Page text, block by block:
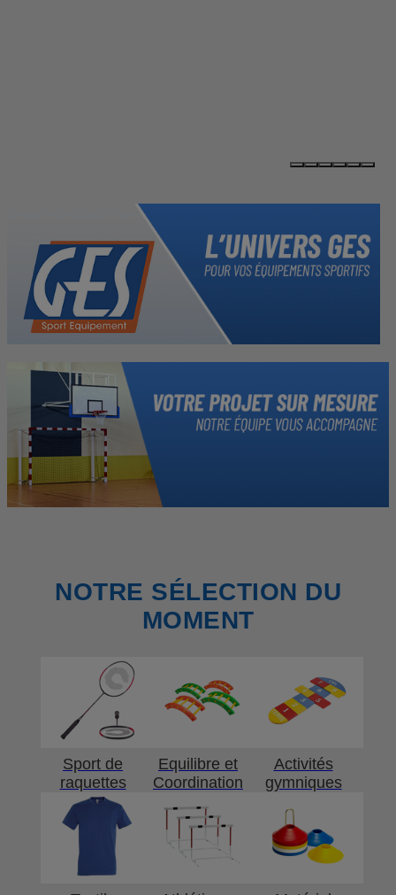
NOTRE SÉLECTION DU
MOMENT
Sport de
raquettes
Equilibre et
Coordination
Activités
gymniques